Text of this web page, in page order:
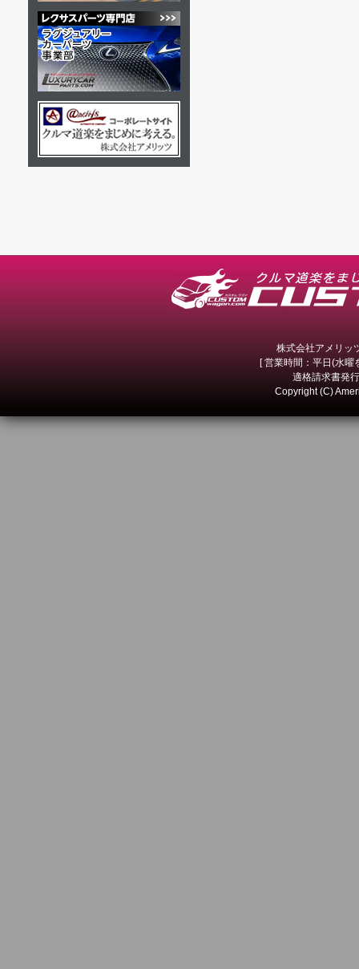
株式会社アメリ
[ 営業時間：平日(水
適格請求書発
Copyright (C)